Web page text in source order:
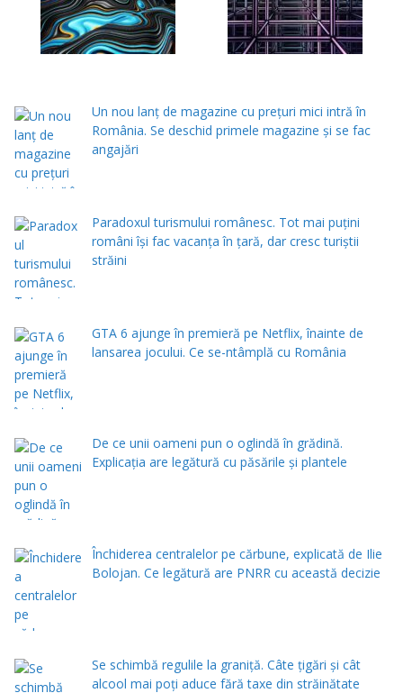
Un nou lanț de magazine cu prețuri mici intră în
România. Se deschid primele magazine și se fac
angajări
Paradoxul turismului românesc. Tot mai puțini
români își fac vacanța în țară, dar cresc turiștii
străini
GTA 6 ajunge în premieră pe Netflix, înainte de
lansarea jocului. Ce se-ntâmplă cu România
De ce unii oameni pun o oglindă în grădină.
Explicația are legătură cu păsările și plantele
Închiderea centralelor pe cărbune, explicată de Ilie
Bolojan. Ce legătură are PNRR cu această decizie
Se schimbă regulile la graniță. Câte țigări și cât
alcool mai poți aduce fără taxe din străinătate